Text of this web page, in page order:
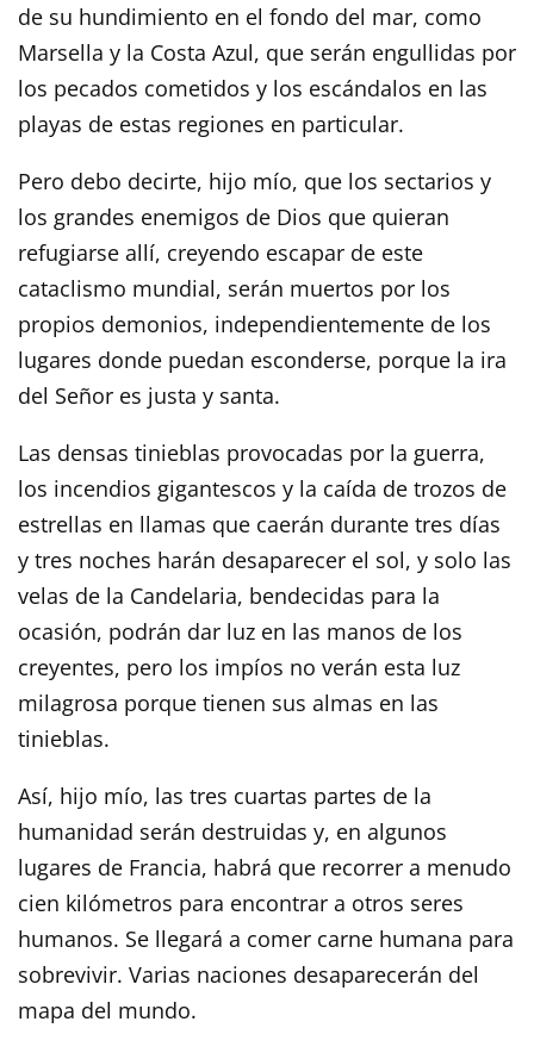
de su hundimiento en el fondo del mar, como
Marsella y la Costa Azul, que serán engullidas por
los pecados cometidos y los escándalos en las
playas de estas regiones en particular.
Pero debo decirte, hijo mío, que los sectarios y
los grandes enemigos de Dios que quieran
refugiarse allí, creyendo escapar de este
cataclismo mundial, serán muertos por los
propios demonios, independientemente de los
lugares donde puedan esconderse, porque la ira
del Señor es justa y santa.
Las densas tinieblas provocadas por la guerra,
los incendios gigantescos y la caída de trozos de
estrellas en llamas que caerán durante tres días
y tres noches harán desaparecer el sol, y solo las
velas de la Candelaria, bendecidas para la
ocasión, podrán dar luz en las manos de los
creyentes, pero los impíos no verán esta luz
milagrosa porque tienen sus almas en las
tinieblas.
Así, hijo mío, las tres cuartas partes de la
humanidad serán destruidas y, en algunos
lugares de Francia, habrá que recorrer a menudo
cien kilómetros para encontrar a otros seres
humanos. Se llegará a comer carne humana para
sobrevivir. Varias naciones desaparecerán del
mapa del mundo.